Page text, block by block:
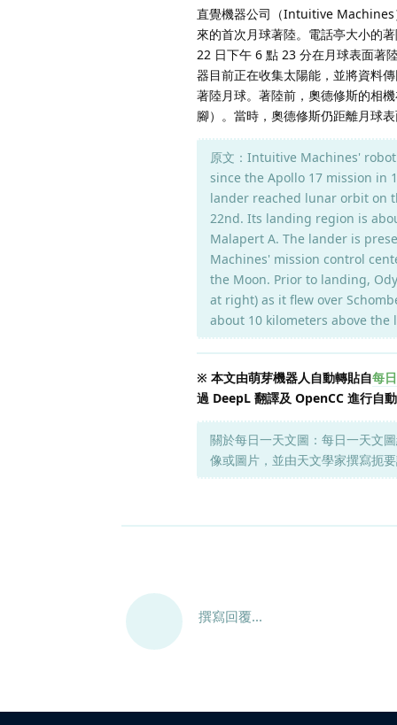
直覺機器公司（Intuitive Machines
來的首次月球著陸。電話亭大小的
22 日下午 6 點 23 分在月球表面著
器目前正在收集太陽能，並將資料
著陸月球。著陸前，奧德修斯的相
腳）。當時，奧德修斯仍距離月球
原文：Intuitive Machines'
since the Apollo 17 mission in
lander reached lunar orbit on
22nd. Its landing region is
Malapert A. The lander is
Machines' mission control
the Moon. Prior to landing,
at right) as it flew over
about 10 kilometers above the
※ 本文由萌芽機器人自動轉貼自每
過 DeepL 翻譯及 OpenCC 進行自
關於每日一天文圖：每日一天文
像或圖片，並由天文學家撰寫扼
撰寫回覆...